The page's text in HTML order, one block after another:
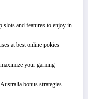
slots and features to enjoy in
at best online pokies
your gaming
bonus strategies